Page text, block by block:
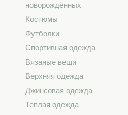
новорождённых
Костюмы
Футболки
Спортивная одежда
Вязаные вещи
Верхняя одежда
Джинсовая одежда
Теплая одежда